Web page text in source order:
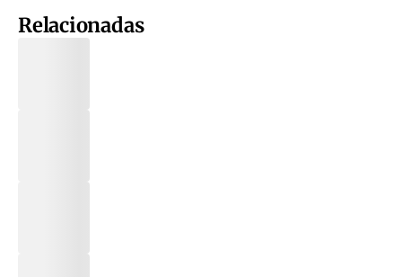
Relacionadas